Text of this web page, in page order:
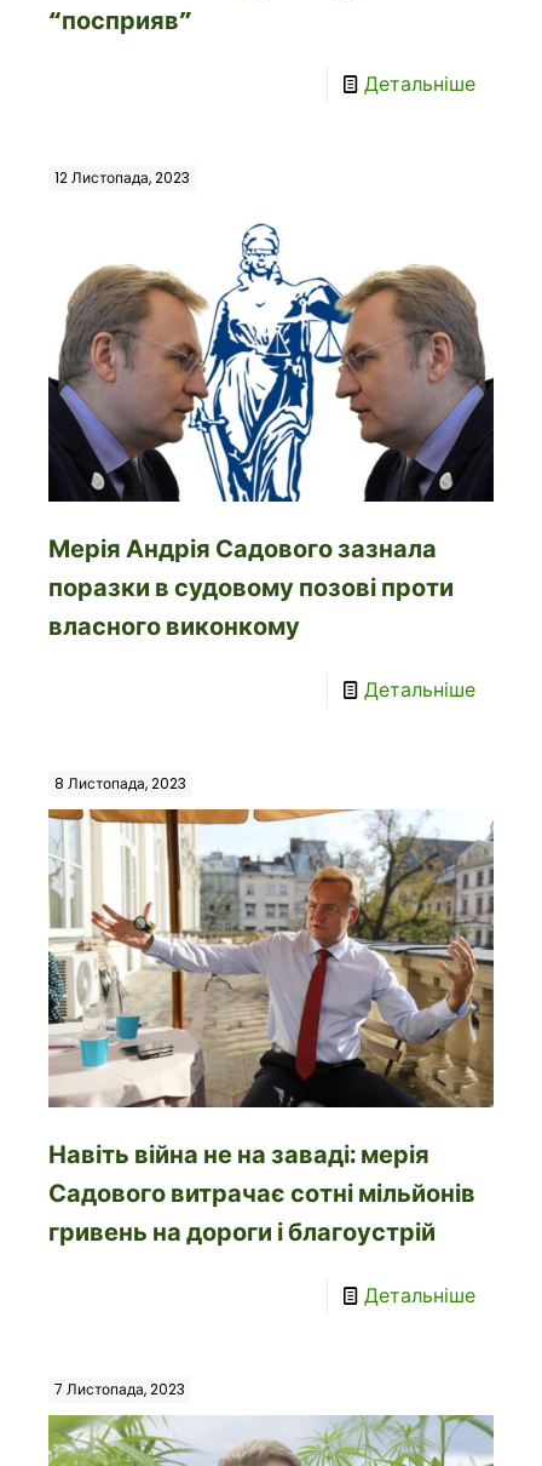
“посприяв”
Детальніше
12 Листопада, 2023
Мерія Андрія Садового зазнала
поразки в судовому позові проти
власного виконкому
Детальніше
8 Листопада, 2023
Навіть війна не на заваді: мерія
Садового витрачає сотні мільйонів
гривень на дороги і благоустрій
Детальніше
7 Листопада, 2023